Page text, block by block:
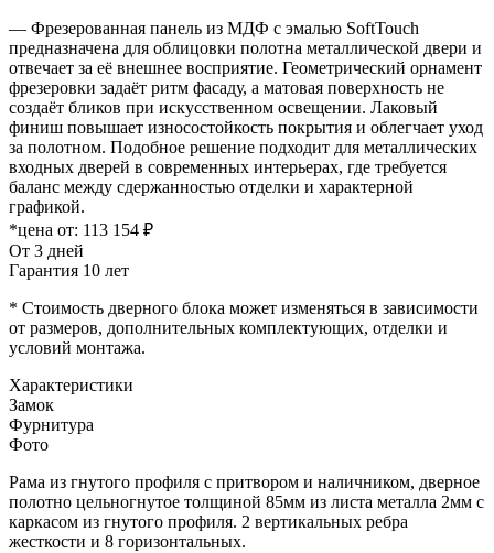
— Фрезерованная панель из МДФ с эмалью SoftTouch
предназначена для облицовки полотна металлической двери и
отвечает за её внешнее восприятие. Геометрический орнамент
фрезеровки задаёт ритм фасаду, а матовая поверхность не
создаёт бликов при искусственном освещении. Лаковый
финиш повышает износостойкость покрытия и облегчает уход
за полотном. Подобное решение подходит для металлических
входных дверей в современных интерьерах, где требуется
баланс между сдержанностью отделки и характерной
графикой.
*цена от: 113 154 ₽
От 3 дней
Гарантия 10 лет
* Стоимость дверного блока может изменяться в зависимости
от размеров, дополнительных комплектующих, отделки и
условий монтажа.
Характеристики
Замок
Фурнитура
Фото
Рама из гнутого профиля с притвором и наличником, дверное
полотно цельногнутое толщиной 85мм из листа металла 2мм c
каркасом из гнутого профиля. 2 вертикальных ребра
жесткости и 8 горизонтальных.